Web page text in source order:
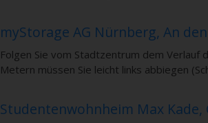
myStorage AG Nürnberg, An
Folgen Sie vom Stadtzentrum dem Verlauf
Metern müssen Sie leicht links abbiegen
Studentenwohnheim Max